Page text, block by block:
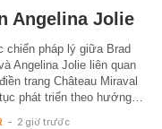
Angelina Jolie
chiến pháp lý giữa Brad
Angelina Jolie liên quan
trang Château Miraval
phát triển theo hướng…
- 2 giờ trước